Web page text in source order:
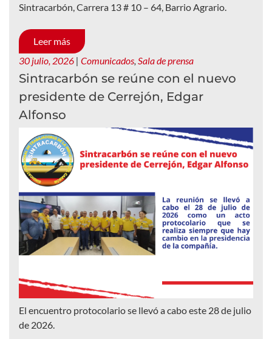
Sintracarbón, Carrera 13 # 10 – 64, Barrio Agrario.
Leer más
30 julio, 2026 | Comunicados Sala de prensa
Sintracarbón se reúne con el nuevo
presidente de Cerrejón, Edgar
Alfonso
El encuentro protocolario se llevó a cabo este 28 de julio
de 2026.